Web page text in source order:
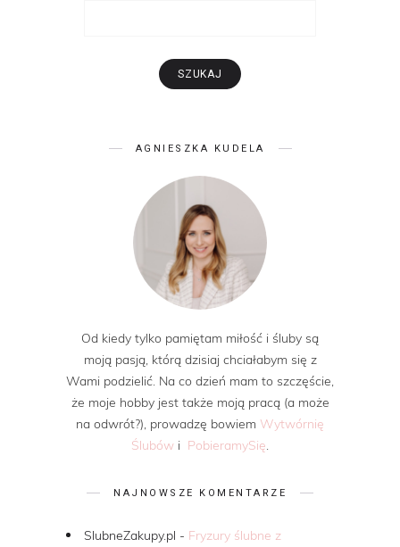
AGNIESZKA KUDELA
Od kiedy tylko pamiętam miłość i śluby są
moją pasją, którą dzisiaj chciałabym się z
Wami podzielić. Na co dzień mam to szczęście,
że moje hobby jest także moją pracą (a może
na odwrót?), prowadzę bowiem Wytwórnię
Ślubów i PobieramySię.
NAJNOWSZE KOMENTARZE
SlubneZakupy.pl - Fryzury ślubne z